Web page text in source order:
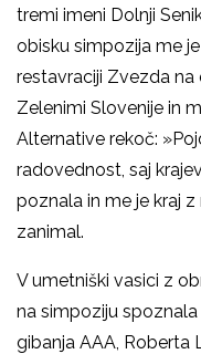
tremi imeni Dolnji
obisku simpozija me
restavraciji Zvezda
Zelenimi Slovenije in
Alternative rekoč:
radovednost, saj
poznala in me je kraj
zanimal.
V umetniški vasici z
na simpoziju
gibanja AAA, Roberta